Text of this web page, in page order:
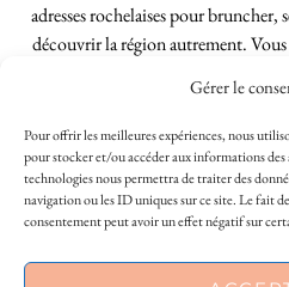
This site uses cookies to
Gérer le
Pour offrir les meilleures expériences, nous
pour stocker et/ou accéder aux informations
technologies nous permettra de traiter des
navigation ou les ID uniques sur ce site. Le fait
consentement peut avoir un effet négatif sur
adresses rochelaises pour
découvrir la région autrement.
Rochelle, tenu par une locale ?
soyez Rochelais·e ou de passage
articles vous aideront à profiter de